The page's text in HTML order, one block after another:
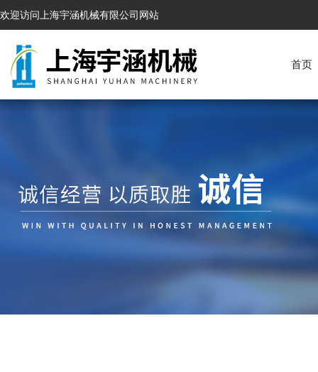
欢迎访问上海宇涵机械有限公司网站
首页